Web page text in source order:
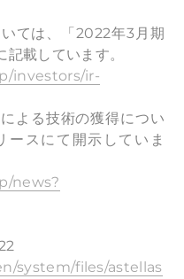
ては、「2022年3月期
記載しています。
investors/ir-
よる技術の獲得につい
ースにて開示していま
news?
system/files/astellas